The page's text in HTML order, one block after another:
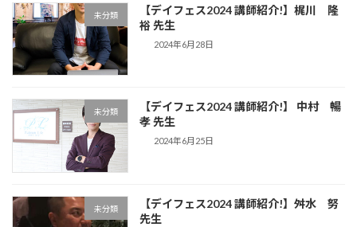
未分類
【デイフェス2024 講師紹介!】梶川 隆
裕 先生
2024年6月28日
未分類
【デイフェス2024 講師紹介!】 中村 暢
孝 先生
2024年6月25日
未分類
【デイフェス2024 講師紹介!】舛水 努
先生